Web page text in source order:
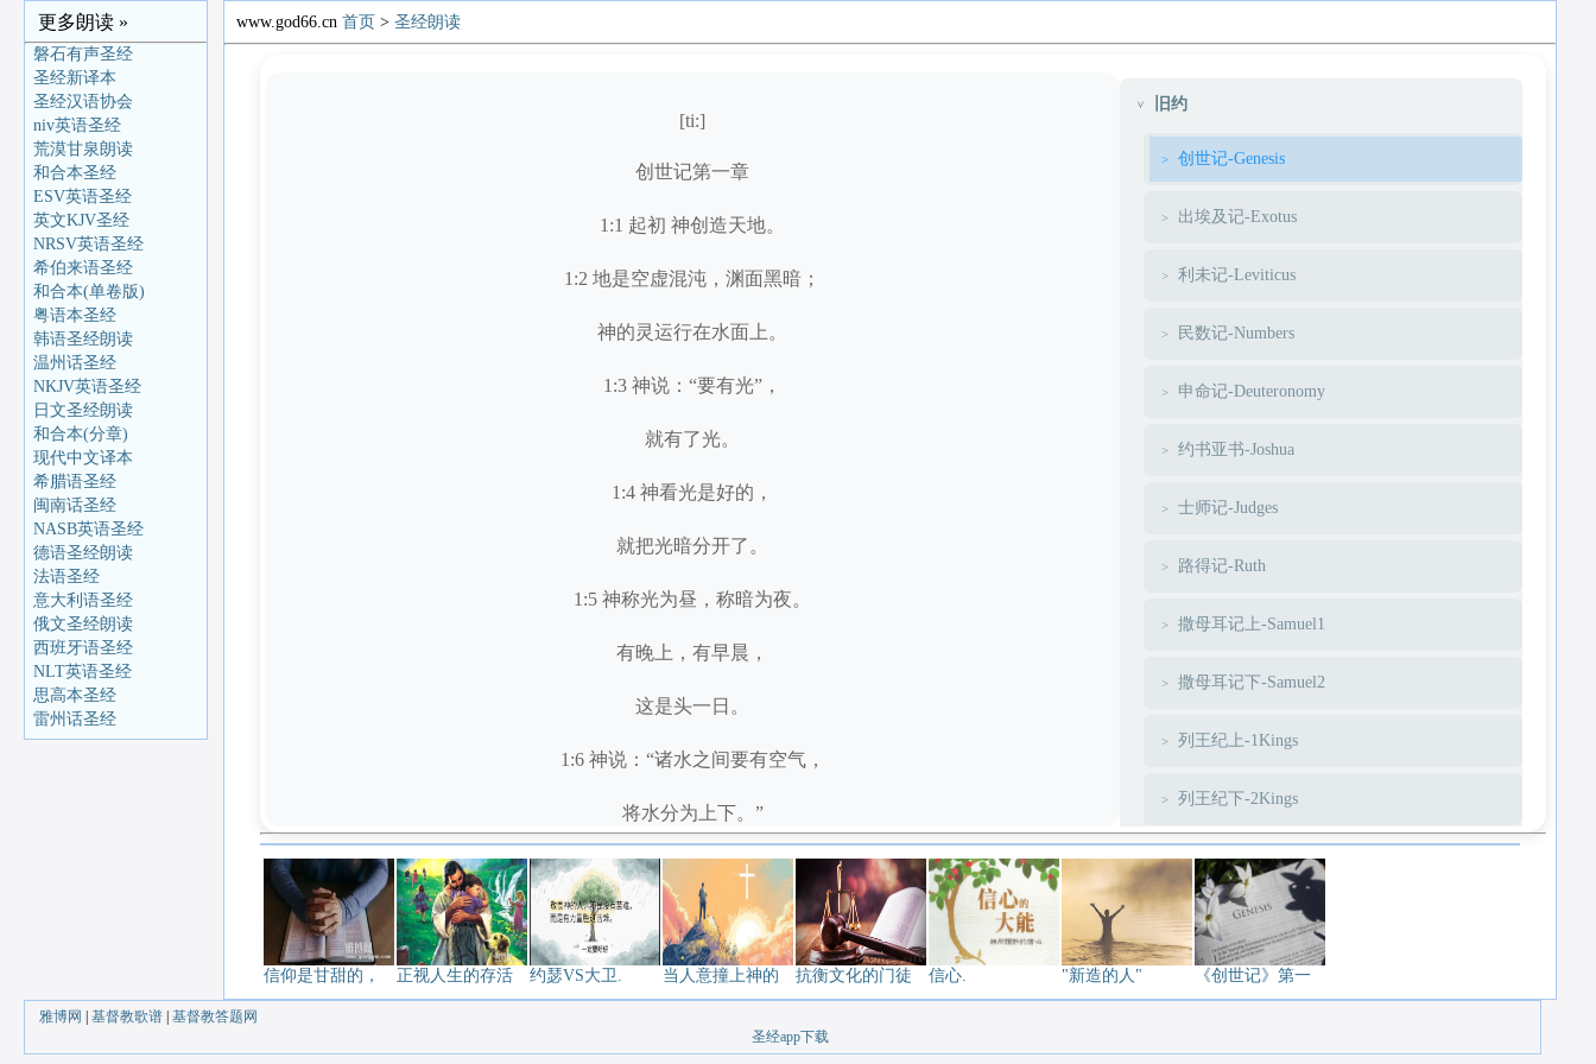
更多朗读 »
磐石有声圣经
圣经新译本
圣经汉语协会
niv英语圣经
荒漠甘泉朗读
和合本圣经
ESV英语圣经
英文KJV圣经
NRSV英语圣经
希伯来语圣经
和合本(单卷版)
粤语本圣经
韩语圣经朗读
温州话圣经
NKJV英语圣经
日文圣经朗读
和合本(分章)
现代中文译本
希腊语圣经
闽南话圣经
NASB英语圣经
德语圣经朗读
法语圣经
意大利语圣经
俄文圣经朗读
西班牙语圣经
NLT英语圣经
思高本圣经
雷州话圣经
www.god66.cn 首页 > 圣经朗读
[ti:]
创世记第一章
1:1 起初 神创造天地。
1:2 地是空虚混沌，渊面黑暗；
神的灵运行在水面上。
1:3 神说：“要有光”，
就有了光。
1:4 神看光是好的，
就把光暗分开了。
1:5 神称光为昼，称暗为夜。
有晚上，有早晨，
这是头一日。
1:6 神说：“诸水之间要有空气，
将水分为上下。”
1:7 神就造出空气，
将空气以下的水、
空气以上的水分开了。
事就这样成了。
旧约
创世记-Genesis
出埃及记-Exotus
利未记-Leviticus
民数记-Numbers
申命记-Deuteronomy
约书亚书-Joshua
士师记-Judges
路得记-Ruth
撒母耳记上-Samuel1
撒母耳记下-Samuel2
列王纪上-1Kings
列王纪下-2Kings
历代志上-1Chronicles
历代志下-2Chronicles
以斯拉-Ezra
信仰是甘甜的， 正视人生的存活 约瑟VS大卫. 当人意撞上神的 抗衡文化的门徒 信心. "新造的人" 《创世记》第一
雅博网 | 基督教歌谱 | 基督教答题网
圣经app下载